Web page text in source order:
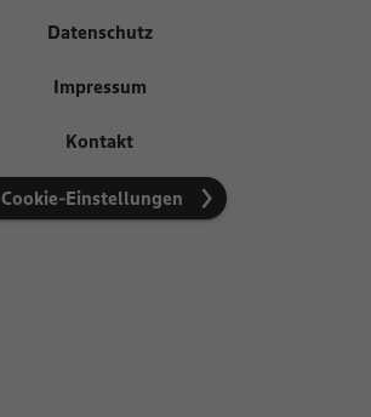
Datenschutz
Impressum
Kontakt
Cookie-Einstellungen